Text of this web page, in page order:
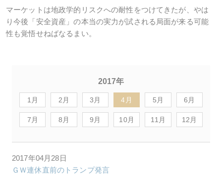
マーケットは地政学的リスクへの耐性をつけてきたが、やは
り今後「安全資産」の本当の実力が試される局面が来る可能
性も覚悟せねばなるまい。
2017年
1月 2月 3月 4月 5月 6月
7月 8月 9月 10月 11月 12月
2017年04月28日
ＧＷ連休直前のトランプ発言